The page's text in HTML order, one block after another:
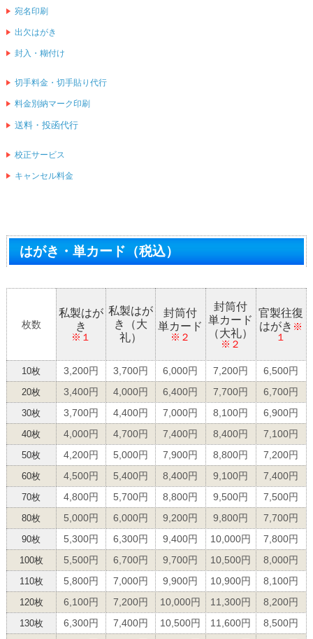
宛名印刷
出欠はがき
封入・糊付け
切手料金・切手貼り代行
料金別納マーク印刷
送料・投函代行
校正サービス
キャンセル料金
はがき・単カード（税込）
枚数
私製はが
き
※１
私製はが
き（大
礼）
封筒付
単カード
※２
封筒付
単カード
（大礼）
※２
官製往復
はがき ※
１
10枚 3,200円 3,700円 6,000円 7,200円 6,500円
20枚 3,400円 4,000円 6,400円 7,700円 6,700円
30枚 3,700円 4,400円 7,000円 8,100円 6,900円
40枚 4,000円 4,700円 7,400円 8,400円 7,100円
50枚 4,200円 5,000円 7,900円 8,800円 7,200円
60枚 4,500円 5,400円 8,400円 9,100円 7,400円
70枚 4,800円 5,700円 8,800円 9,500円 7,500円
80枚 5,000円 6,000円 9,200円 9,800円 7,700円
90枚 5,300円 6,300円 9,400円 10,000円 7,800円
100枚 5,500円 6,700円 9,700円 10,500円 8,000円
110枚 5,800円 7,000円 9,900円 10,900円 8,100円
120枚 6,100円 7,200円 10,000円 11,300円 8,200円
130枚 6,300円 7,400円 10,500円 11,600円 8,500円